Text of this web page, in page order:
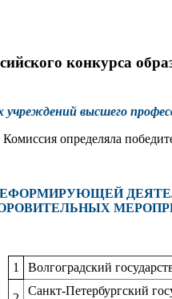
конкурса
учреждений высшего
определяла
1 Волгоградский
Санкт-Петербургский